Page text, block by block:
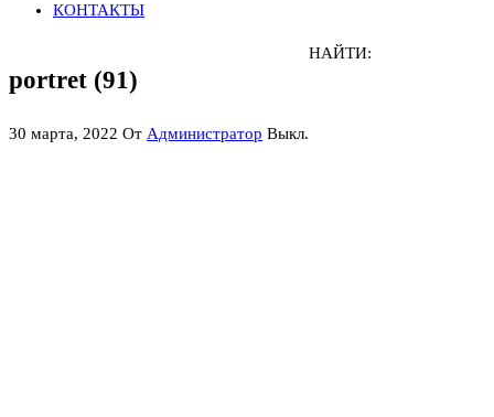
КОНТАКТЫ
portret (91)
30 марта, 2022 От Администратор Выкл.
НАЙТИ: